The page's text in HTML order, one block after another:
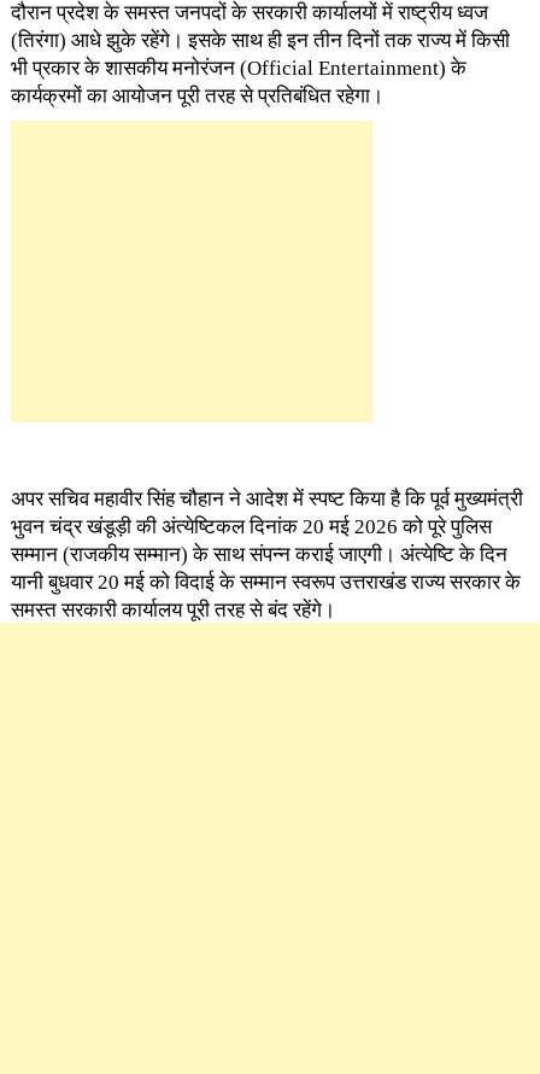
दौरान प्रदेश के समस्त जनपदों के सरकारी कार्यालयों में राष्ट्रीय ध्वज
(तिरंगा) आधे झुके रहेंगे। इसके साथ ही इन तीन दिनों तक राज्य में किसी
भी प्रकार के शासकीय मनोरंजन (Official Entertainment) के
कार्यक्रमों का आयोजन पूरी तरह से प्रतिबंधित रहेगा।
अपर सचिव महावीर सिंह चौहान ने आदेश में स्पष्ट किया है कि पूर्व मुख्यमंत्री
भुवन चंद्र खंडूड़ी की अंत्येष्टिकल दिनांक 20 मई 2026 को पूरे पुलिस
सम्मान (राजकीय सम्मान) के साथ संपन्न कराई जाएगी। अंत्येष्टि के दिन
यानी बुधवार 20 मई को विदाई के सम्मान स्वरूप उत्तराखंड राज्य सरकार के
समस्त सरकारी कार्यालय पूरी तरह से बंद रहेंगे।